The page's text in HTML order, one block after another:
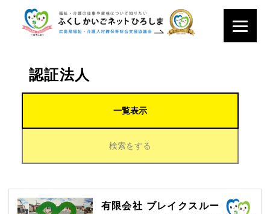
認証法人
一覧表示
検索をする
有限会社 ブレイクスルー